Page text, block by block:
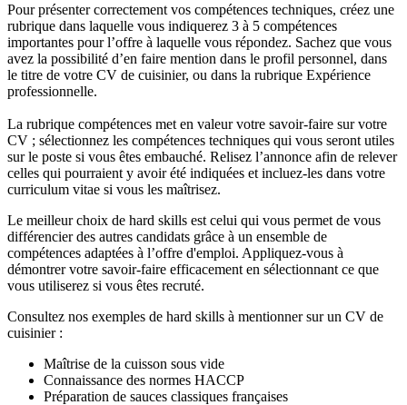
Pour présenter correctement vos compétences techniques, créez une
rubrique dans laquelle vous indiquerez 3 à 5 compétences
importantes pour l’offre à laquelle vous répondez. Sachez que vous
avez la possibilité d’en faire mention dans le profil personnel, dans
le titre de votre CV de cuisinier, ou dans la rubrique Expérience
professionnelle.
La rubrique compétences met en valeur votre savoir-faire sur votre
CV ; sélectionnez les compétences techniques qui vous seront utiles
sur le poste si vous êtes embauché. Relisez l’annonce afin de relever
celles qui pourraient y avoir été indiquées et incluez-les dans votre
curriculum vitae si vous les maîtrisez.
Le meilleur choix de hard skills est celui qui vous permet de vous
différencier des autres candidats grâce à un ensemble de
compétences adaptées à l’offre d'emploi. Appliquez-vous à
démontrer votre savoir-faire efficacement en sélectionnant ce que
vous utiliserez si vous êtes recruté.
Consultez nos exemples de hard skills à mentionner sur un CV de
cuisinier :
Maîtrise de la cuisson sous vide
Connaissance des normes HACCP
Préparation de sauces classiques françaises